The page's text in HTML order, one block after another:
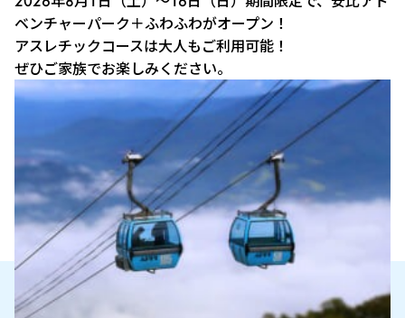
ベンチャーパーク＋ふわふわがオープン！
アスレチックコースは大人もご利用可能！
ぜひご家族でお楽しみください。